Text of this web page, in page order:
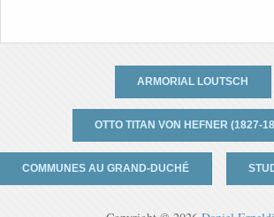
ARMORIAL LOUTSCH
OTTO TITAN VON HEFNER (1827-
COMMUNES AU GRAND-DUCHÉ